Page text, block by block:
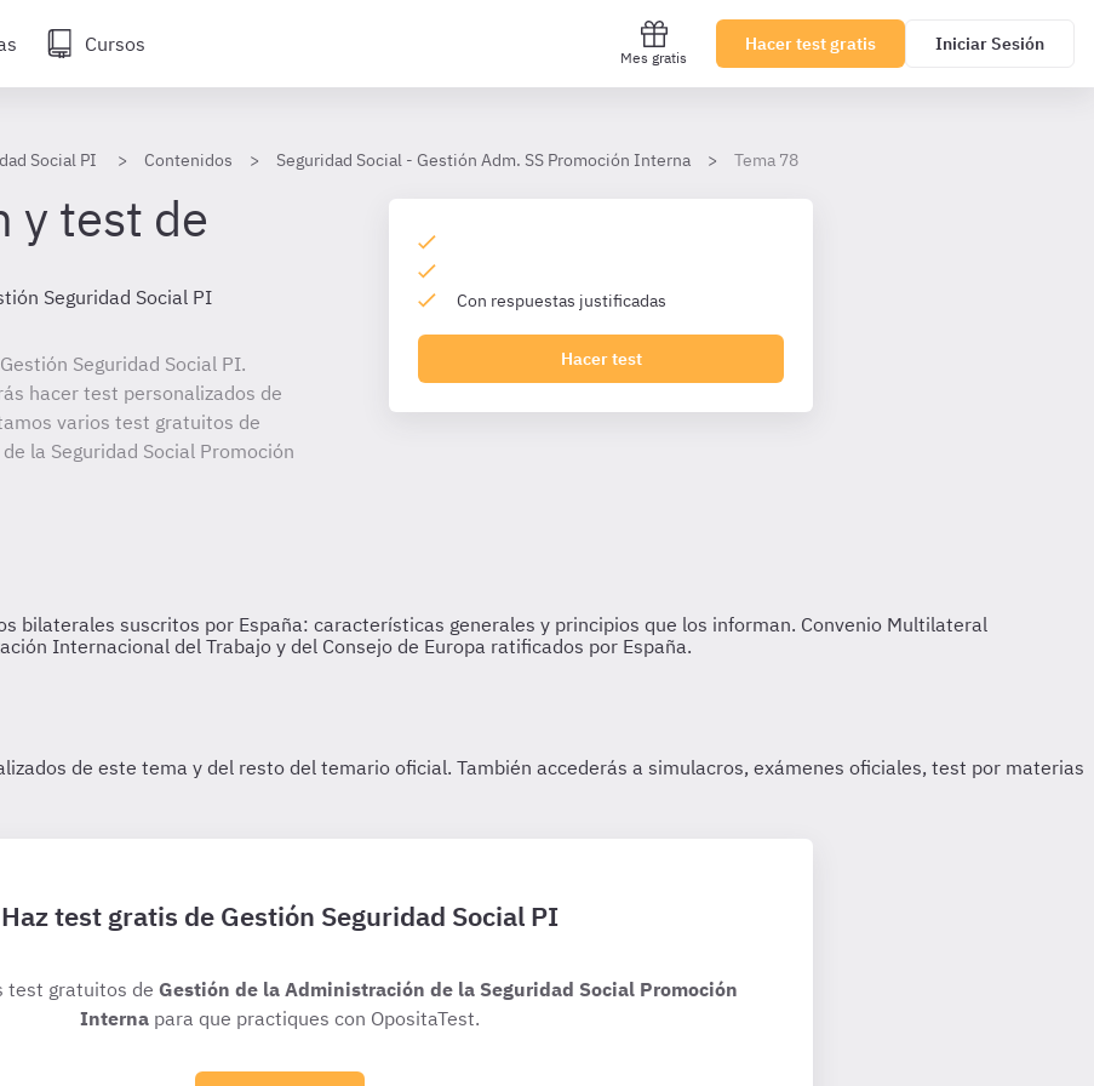
Cursos
Mes gratis
Hacer test gratis Iniciar Sesión
Social PI Contenidos Seguridad Social - Gestión Adm. SS Promoción Interna Tema 78
y test de
Seguridad Social PI
Seguridad Social PI.
hacer test personalizados de
varios test gratuitos de
la Seguridad Social Promoción
Con respuestas justificadas
Hacer test
Haz test gratis de Gestión Seguridad Social PI
test gratuitos de Gestión de la Administración de la Seguridad Social Promoción
Interna para que practiques con OpositaTest.